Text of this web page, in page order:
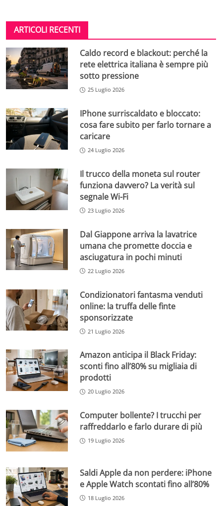
ARTICOLI RECENTI
Caldo record e blackout: perché la
rete elettrica italiana è sempre più
sotto pressione
25 Luglio 2026
IPhone surriscaldato e bloccato:
cosa fare subito per farlo tornare a
caricare
24 Luglio 2026
Il trucco della moneta sul router
funziona davvero? La verità sul
segnale Wi-Fi
23 Luglio 2026
Dal Giappone arriva la lavatrice
umana che promette doccia e
asciugatura in pochi minuti
22 Luglio 2026
Condizionatori fantasma venduti
online: la truffa delle finte
sponsorizzate
21 Luglio 2026
Amazon anticipa il Black Friday:
sconti fino all’80% su migliaia di
prodotti
20 Luglio 2026
Computer bollente? I trucchi per
raffreddarlo e farlo durare di più
19 Luglio 2026
Saldi Apple da non perdere: iPhone
e Apple Watch scontati fino all’80%
18 Luglio 2026